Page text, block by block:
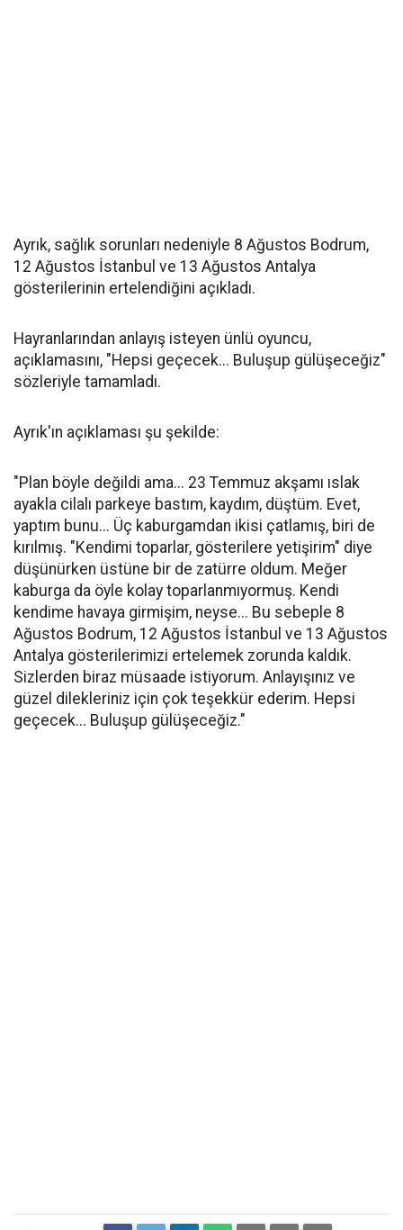
Ayrık, sağlık sorunları nedeniyle 8 Ağustos Bodrum,
12 Ağustos İstanbul ve 13 Ağustos Antalya
gösterilerinin ertelendiğini açıkladı.
Hayranlarından anlayış isteyen ünlü oyuncu,
açıklamasını, "Hepsi geçecek... Buluşup gülüşeceğiz"
sözleriyle tamamladı.
Ayrık'ın açıklaması şu şekilde:
"Plan böyle değildi ama... 23 Temmuz akşamı ıslak
ayakla cilalı parkeye bastım, kaydım, düştüm. Evet,
yaptım bunu... Üç kaburgamdan ikisi çatlamış, biri de
kırılmış. "Kendimi toparlar, gösterilere yetişirim" diye
düşünürken üstüne bir de zatürre oldum. Meğer
kaburga da öyle kolay toparlanmıyormuş. Kendi
kendime havaya girmişim, neyse... Bu sebeple 8
Ağustos Bodrum, 12 Ağustos İstanbul ve 13 Ağustos
Antalya gösterilerimizi ertelemek zorunda kaldık.
Sizlerden biraz müsaade istiyorum. Anlayışınız ve
güzel dilekleriniz için çok teşekkür ederim. Hepsi
geçecek... Buluşup gülüşeceğiz."